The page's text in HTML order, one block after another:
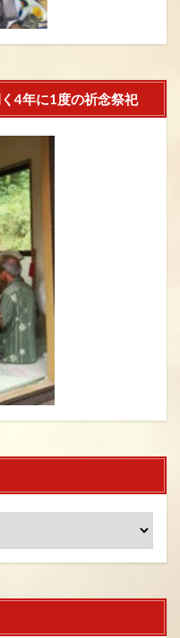
4年に1度の祈念祭祀